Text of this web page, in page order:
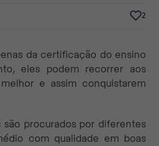
2
da certificação do ensino
eles podem recorrer aos
e assim conquistarem
procurados por diferentes
com qualidade em boas